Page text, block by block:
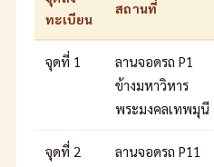
ทะเบียน
สถานที่
จุดที่ 1
ลานจอดรถ P1
ข้างมหาวิหาร
พระมงคลเทพมุนี
จุดที่ 2
ลานจอดรถ P11